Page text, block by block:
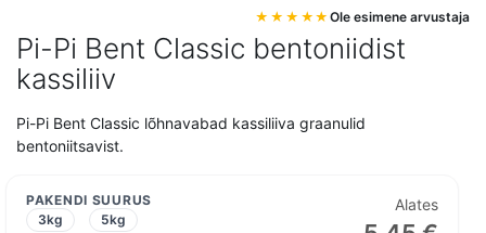
Pi-Pi Bent Classic bentoniidist
kassiliiv
Ole esimene arvustaja
Pi-Pi Bent Classic lõhnavabad kassiliiva graanulid
bentoniitsavist.
Alates
PAKENDI SUURUS
3kg
5kg
pildigalerii
algusesse